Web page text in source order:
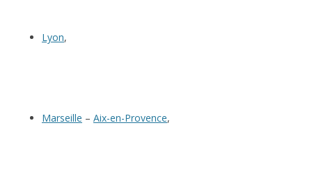
Lyon,
Marseille – Aix-en-Provence,